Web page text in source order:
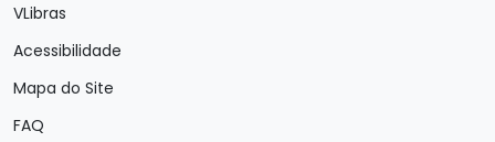
VLibras
Acessibilidade
Mapa do Site
FAQ